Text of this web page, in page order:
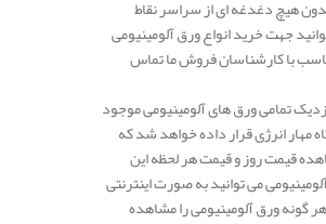
هیچ دغدغه ای از سراسر نقاط
جهت خرید انواع ورق آلومینیومی
با کارشناسان فروش ما تماس
تمامی ورق های آلومینیومی موجود
مهار انرژی قرار داده خواهد شد که
قیمت روز و قیمت هر لحظه این
می توانید به صورت اینترنتی
گونه ورق آلومینیومی را مشاهده